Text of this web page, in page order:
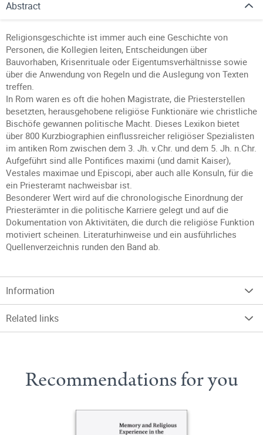
Abstract
Religionsgeschichte ist immer auch eine Geschichte von
Personen, die Kollegien leiten, Entscheidungen über
Bauvorhaben, Krisenrituale oder Eigentumsverhältnisse sowie
über die Anwendung von Regeln und die Auslegung von Texten
treffen.
In Rom waren es oft die hohen Magistrate, die Priesterstellen
besetzten, herausgehobene religiöse Funktionäre wie christliche
Bischöfe gewannen politische Macht. Dieses Lexikon bietet
über 800 Kurzbiographien einflussreicher religiöser Spezialisten
im antiken Rom zwischen dem 3. Jh. v.Chr. und dem 5. Jh. n.Chr.
Aufgeführt sind alle Pontifices maximi (und damit Kaiser),
Vestales maximae und Episcopi, aber auch alle Konsuln, für die
ein Priesteramt nachweisbar ist.
Besonderer Wert wird auf die chronologische Einordnung der
Priesterämter in die politische Karriere gelegt und auf die
Dokumentation von Aktivitäten, die durch die religiöse Funktion
motiviert scheinen. Literaturhinweise und ein ausführliches
Quellenverzeichnis runden den Band ab.
Information
Related links
Recommendations for you